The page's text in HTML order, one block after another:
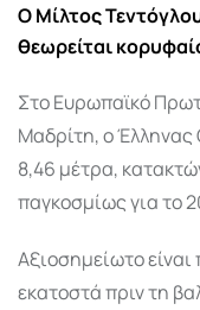
Ο Μίλτος
θεωρείται
Στο Ευρωπαϊκό
Μαδρίτη, ο
8,46 μέτρα,
παγκοσμίως για το
Αξιοσημείωτο
εκατοστά πριν τη